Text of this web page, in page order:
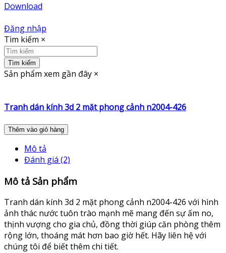
Download
Đăng nhập
Tìm kiếm ×
Tìm kiếm
Sản phẩm xem gần đây ×
Tranh dán kính 3d 2 mặt phong cảnh n2004-426
Thêm vào giỏ hàng
Mô tả
Đánh giá (2)
Mô tả Sản phẩm
Tranh dán kính 3d 2 mặt phong cảnh n2004-426 với hình
ảnh thác nước tuôn trào mạnh mẽ mang đến sự ấm no,
thịnh vượng cho gia chủ, đồng thời giúp căn phòng thêm
rộng lớn, thoáng mát hơn bao giờ hết. Hãy liên hệ với
chúng tôi để biết thêm chi tiết.